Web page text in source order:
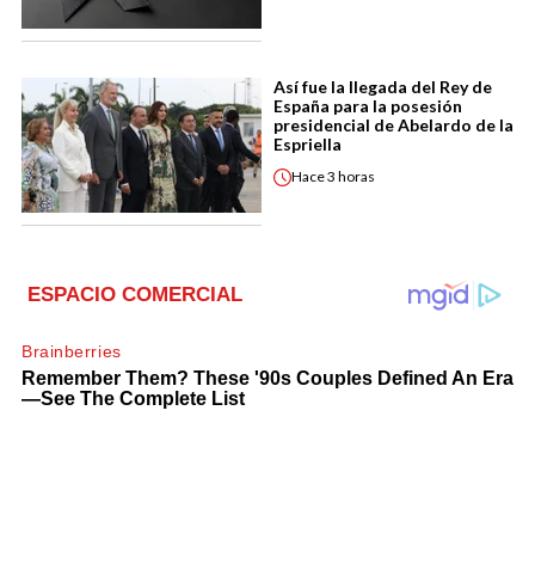
Así fue la llegada del Rey de
España para la posesión
presidencial de Abelardo de la
Espriella
Hace3 horas